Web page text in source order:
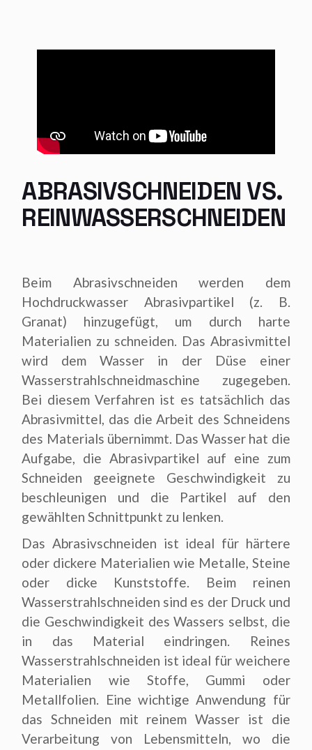
ABRASIVSCHNEIDEN VS.
REINWASSERSCHNEIDEN
Beim Abrasivschneiden werden dem
Hochdruckwasser Abrasivpartikel (z. B.
Granat) hinzugefügt, um durch harte
Materialien zu schneiden. Das Abrasivmittel
wird dem Wasser in der Düse einer
Wasserstrahlschneidmaschine zugegeben.
Bei diesem Verfahren ist es tatsächlich das
Abrasivmittel, das die Arbeit des Schneidens
des Materials übernimmt. Das Wasser hat die
Aufgabe, die Abrasivpartikel auf eine zum
Schneiden geeignete Geschwindigkeit zu
beschleunigen und die Partikel auf den
gewählten Schnittpunkt zu lenken.
Das Abrasivschneiden ist ideal für härtere
oder dickere Materialien wie Metalle, Steine
oder dicke Kunststoffe. Beim reinen
Wasserstrahlschneiden sind es der Druck und
die Geschwindigkeit des Wassers selbst, die
in das Material eindringen. Reines
Wasserstrahlschneiden ist ideal für weichere
Materialien wie Stoffe, Gummi oder
Metallfolien. Eine wichtige Anwendung für
das Schneiden mit reinem Wasser ist die
Verarbeitung von Lebensmitteln, wo die